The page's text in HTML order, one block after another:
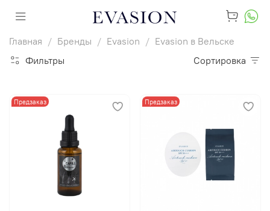
Главная Бренды Evasion
Evasion в Вельске
Фильтры
Сортировка
Предзаказ Предзаказ